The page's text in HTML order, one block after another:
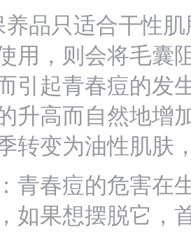
养品只适合干性
用，则会将毛囊
引起青春痘的发
升高而自然地增
转变为油性肌肤
青春痘的危害在
如果想摆脱它，